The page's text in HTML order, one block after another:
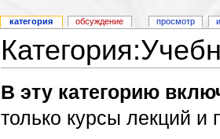
В эту категорию
только курсы лекций и
категория обсуждение просмотр